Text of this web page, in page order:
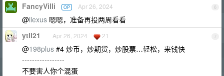
6
FancyVilli OP Apr 26, 2024
@llexus 嗯嗯，准备再投两周看看
7
ytll21 Apr 26, 2024 21
@198plus #4 炒币，炒期货，炒股票…轻松，来钱快
-----------------
不要害人你个混蛋